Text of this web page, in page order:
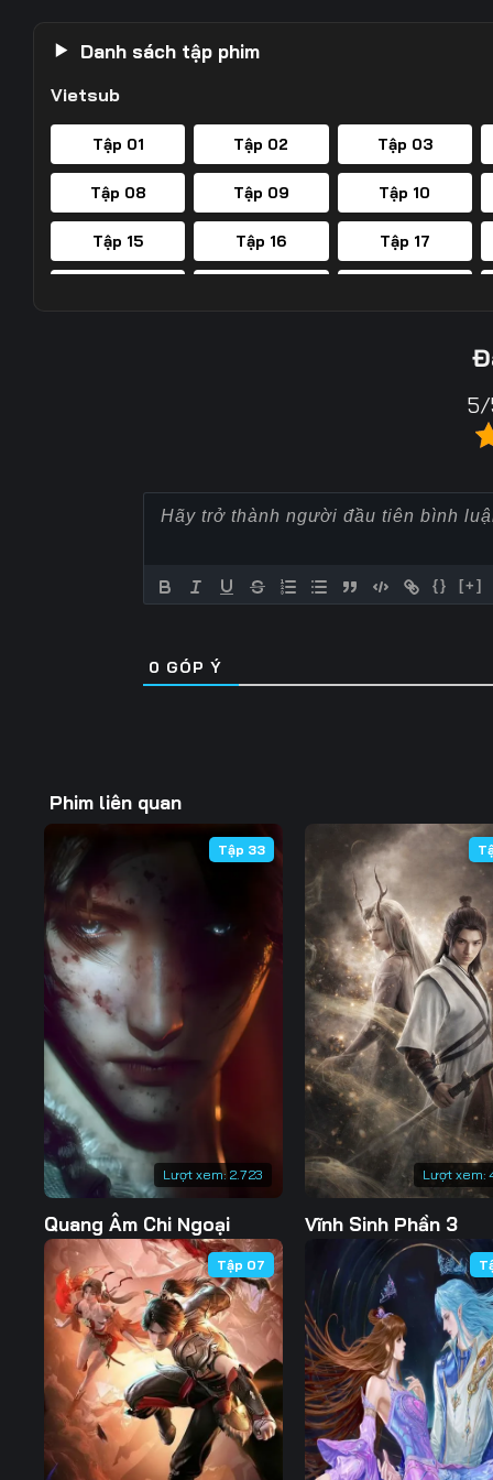
Danh sách tập phim
Vietsub
Tập 01 Tập 02 Tập 03
Tập 08 Tập 09 Tập 10
Tập 15 Tập 16 Tập 17
Tập 65 Tập 66
Tập 99 Tập 100 Tập 101
Tập 108
Tập 113 Tập 115
Tập 120 Tập 121 Tập 122
Tập 127 Tập 128 Tập 129
Tập 134 Tập 136
Tập 141 Tập 143
Tập 148 Tập 149 Tập 150
Tập 155 Tập 157
Tập 162 Tập 163 Tập 164
Tập 169 Tập 170 Tập 171
Tập 176 Tập 177 Tập 178
Tập 183 Tập 184 Tập 185
Tập 190 Tập 191 Tập 192
5/
{} [+]
0 GÓP Ý
Phim liên quan
Lượt xem: 2.723
Tập 33
Quang Âm Chi Ngoại
Lượt xem:
Vĩnh Sinh Phần 3
Tập 07